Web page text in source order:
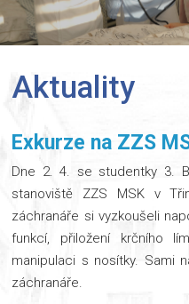
Aktuality
Exkurze na ZZS
Dne 2. 4. se studentky 3.
stanoviště ZZS MSK v
záchranáře si vyzkoušeli
funkcí, přiložení krčního
manipulaci s nosítky. Sami
záchranáře.